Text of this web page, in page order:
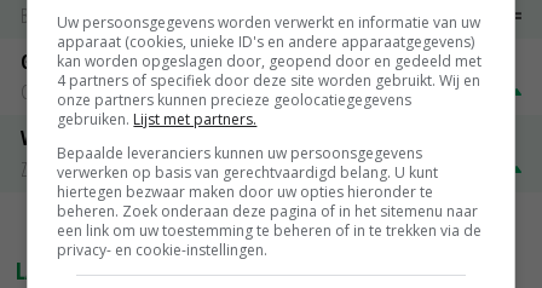
Barneveld
€ 1,09~ € 1,11
Gerst
Groningen
€ 197,00 € 2,00
Volle melkpoeder
Zuivel NL
€ 345,00
MEER MARKTPRIJZEN
LAATSTE NIEUWS
Uw persoonsgegevens worden verwerkt en informatie van uw
apparaat (cookies, unieke ID's en andere apparaatgegevens)
kan worden opgeslagen door, geopend door en gedeeld met
4 partners of specifiek door deze site worden gebruikt. Wij en
onze partners kunnen precieze geolocatiegegevens
gebruiken. Lijst met partners.
Bepaalde leveranciers kunnen uw persoonsgegevens
verwerken op basis van gerechtvaardigd belang. U kunt
hiertegen bezwaar maken door uw opties hieronder te
beheren. Zoek onderaan deze pagina of in het sitemenu naar
een link om uw toestemming te beheren of in te trekken via de
privacy- en cookie-instellingen.